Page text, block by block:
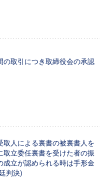
の取引につき取締役会の承認
取人による裏書の被裏書人を
立委任裏書を受けた者の振
立が認められる時は手形金
判決)